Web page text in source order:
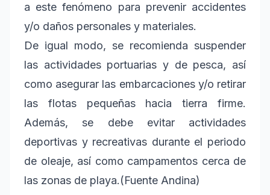
a este fenómeno para prevenir accidentes
y/o daños personales y materiales.
De igual modo, se recomienda suspender
las actividades portuarias y de pesca, así
como asegurar las embarcaciones y/o retirar
las flotas pequeñas hacia tierra firme.
Además, se debe evitar actividades
deportivas y recreativas durante el periodo
de oleaje, así como campamentos cerca de
las zonas de playa.(Fuente Andina)